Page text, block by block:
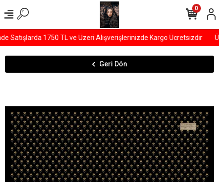
1750 TL ve Üzeri Alışverişlerinizde Kargo Ücretsizdir
0
Geri Dön